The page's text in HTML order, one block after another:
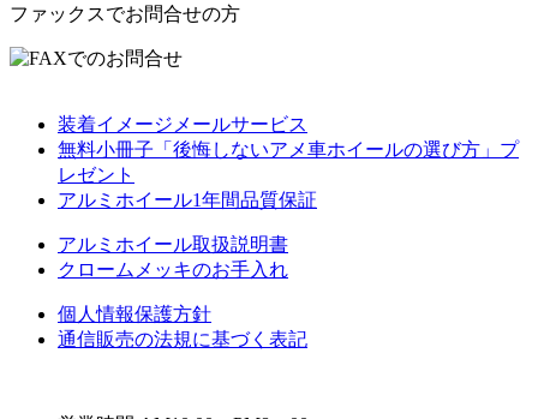
ファックスでお問合せの方
装着イメージメールサービス
無料小冊子「後悔しないアメ車ホイールの選び方」プ
レゼント
アルミホイール1年間品質保証
アルミホイール取扱説明書
クロームメッキのお手入れ
個人情報保護方針
通信販売の法規に基づく表記